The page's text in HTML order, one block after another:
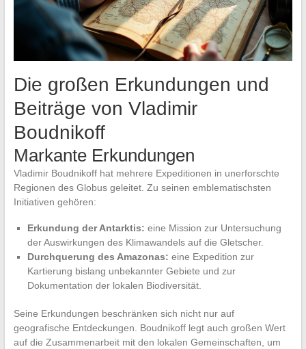
Die großen Erkundungen und
Beiträge von Vladimir
Boudnikoff
Markante Erkundungen
Vladimir Boudnikoff hat mehrere Expeditionen in unerforschte
Regionen des Globus geleitet. Zu seinen emblematischsten
Initiativen gehören:
Erkundung der Antarktis: eine Mission zur Untersuchung
der Auswirkungen des Klimawandels auf die Gletscher.
Durchquerung des Amazonas: eine Expedition zur
Kartierung bislang unbekannter Gebiete und zur
Dokumentation der lokalen Biodiversität.
Seine Erkundungen beschränken sich nicht nur auf
geografische Entdeckungen. Boudnikoff legt auch großen Wert
auf die Zusammenarbeit mit den lokalen Gemeinschaften, um